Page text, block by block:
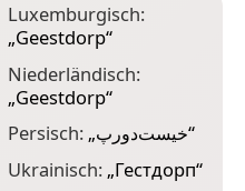
Luxemburgisch:
„Geestdorp“
Niederländisch:
„Geestdorp“
Persisch: „خیست‌دورپ“
Ukrainisch: „Гестдорп“